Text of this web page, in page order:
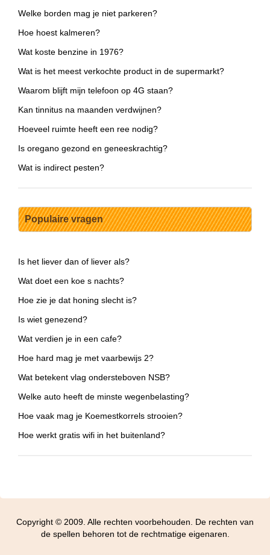
Welke borden mag je niet parkeren?
Hoe hoest kalmeren?
Wat koste benzine in 1976?
Wat is het meest verkochte product in de supermarkt?
Waarom blijft mijn telefoon op 4G staan?
Kan tinnitus na maanden verdwijnen?
Hoeveel ruimte heeft een ree nodig?
Is oregano gezond en geneeskrachtig?
Wat is indirect pesten?
Populaire vragen
Is het liever dan of liever als?
Wat doet een koe s nachts?
Hoe zie je dat honing slecht is?
Is wiet genezend?
Wat verdien je in een cafe?
Hoe hard mag je met vaarbewijs 2?
Wat betekent vlag ondersteboven NSB?
Welke auto heeft de minste wegenbelasting?
Hoe vaak mag je Koemestkorrels strooien?
Hoe werkt gratis wifi in het buitenland?
Copyright © 2009. Alle rechten voorbehouden. De rechten van
de spellen behoren tot de rechtmatige eigenaren.